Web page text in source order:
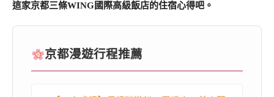
這家京都三條WING國際高級飯店的住宿心得吧。
京都漫遊行程推薦